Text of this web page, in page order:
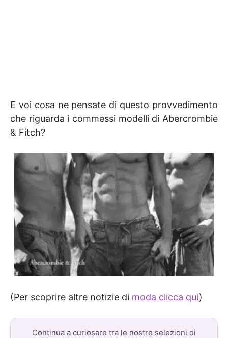
E voi cosa ne pensate di questo provvedimento
che riguarda i commessi modelli di Abercrombie
& Fitch?
(Per scoprire altre notizie di moda clicca qui)
Continua a curiosare tra le nostre selezioni di